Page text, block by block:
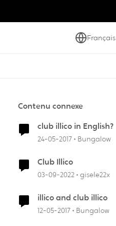
Français
Contenu connexe
club illico in English?
24-05-2017 Bungalow
Club Illico
03-09-2022 gisele22x
illico and club illico
12-05-2017 Bungalow